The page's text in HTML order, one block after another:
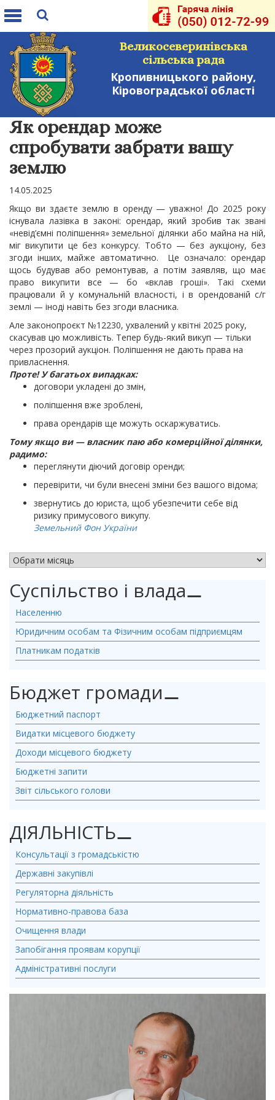
Toggle
Великосеверинівська
сільська рада
Кропивницького району,
Кіровоградської області
Як орендар може
спробувати забрати вашу
землю
14.05.2025
Якщо ви здаєте землю в оренду — уважно! До 2025 року
існувала лазівка в законі: орендар, який зробив так звані
«невід’ємні поліпшення» земельної ділянки або майна на ній,
міг викупити це без конкурсу. Тобто — без аукціону, без
згоди інших, майже автоматично. Це означало: орендар
щось будував або ремонтував, а потім заявляв, що має
право викупити все — бо «вклав гроші». Такі схеми
працювали й у комунальній власності, і в орендованій с/г
землі — іноді навіть без згоди власника.
Але законопроєкт №12230, ухвалений у квітні 2025 року,
скасував цю можливість. Тепер будь-який викуп — тільки
через прозорий аукціон. Поліпшення не дають права на
привласнення.
Проте! У багатьох випадках:
договори укладені до змін,
поліпшення вже зроблені,
права орендарів ще можуть оскаржуватись.
Тому якщо ви — власник паю або комерційної ділянки,
радимо:
переглянути діючий договір оренди;
перевірити, чи були внесені зміни без вашого відома;
звернутись до юриста, щоб убезпечити себе від
ризику примусового викупу.
Земельний Фон України
Суспільство і влада⚊
Населенню
Юридичним особам та Фізичним особам підприємцям
Платникам податків
Бюджет громади⚊
Бюджетний паспорт
Видатки місцевого бюджету
Доходи місцевого бюджету
Бюджетні запити
Звіт сільського голови
ДІЯЛЬНІСТЬ⚊
Консультації з громадськістю
Державні закупівлі
Регуляторна діяльність
Нормативно-правова база
Очищення влади
Запобігання проявам корупції
Адміністративні послуги